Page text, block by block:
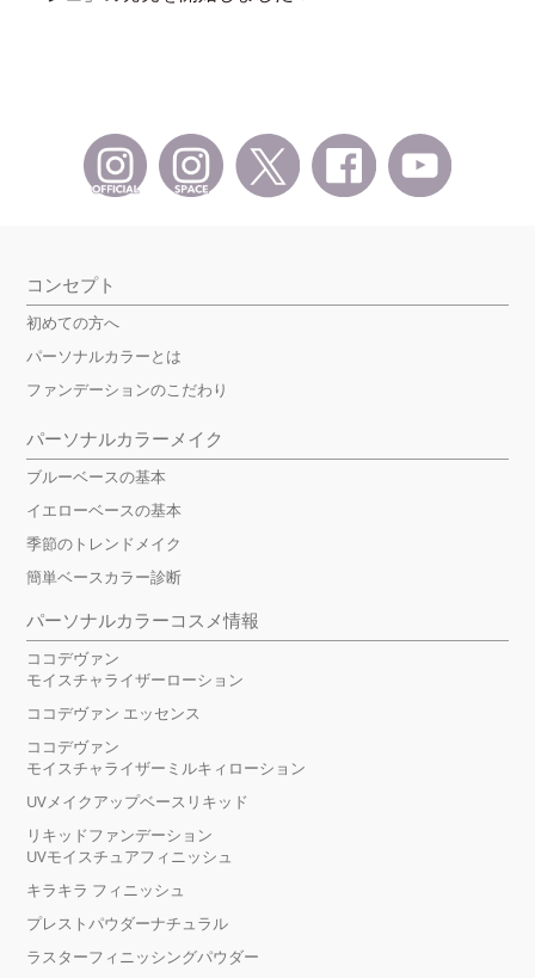
コンセプト
初めての方へ
パーソナルカラーとは
ファンデーションのこだわり
パーソナルカラーメイク
ブルーベースの基本
イエローベースの基本
季節のトレンドメイク
簡単ベースカラー診断
パーソナルカラーコスメ情報
ココデヴァン
モイスチャライザーローション
ココデヴァン エッセンス
ココデヴァン
モイスチャライザーミルキィローション
UVメイクアップベースリキッド
リキッドファンデーション
UVモイスチュアフィニッシュ
キラキラ フィニッシュ
プレストパウダーナチュラル
ラスターフィニッシングパウダー